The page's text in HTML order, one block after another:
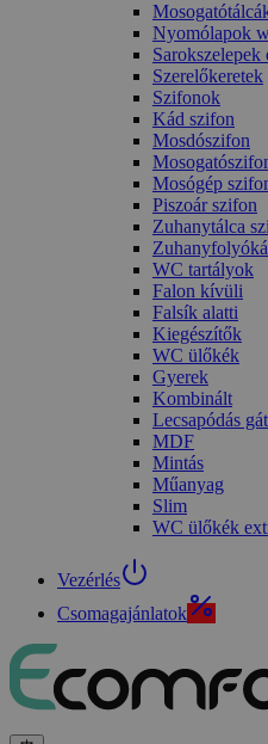
Nyomólapok
Sarokszelepek
Szerelőkeretek
Szifonok
Kád szifon
Mosdószifon
Mosógép
Piszoár szifon
Zuhanytálca
WC tartályok
Falon kívüli
Falsík alatti
Kiegészítők
WC ülőkék
Gyerek
Kombinált
Lecsapódás
MDF
Mintás
Műanyag
Slim
WC ülőkék
Vezérlés
Csomagajánlatok